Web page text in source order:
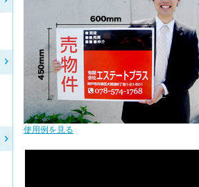
使用例を見る